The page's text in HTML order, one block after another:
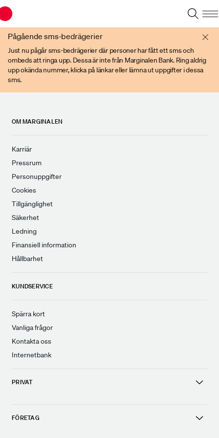
Pågående sms-bedrägerier
Just nu pågår sms-bedrägerier där personer har fått ett sms och
ombeds att ringa upp. Dessa är inte från Marginalen Bank. Ring aldrig
upp okända nummer, klicka på länkar eller lämna ut uppgifter i dessa
sms.
OM MARGINALEN
Karriär
Pressrum
Personuppgifter
Cookies
Tillgänglighet
Säkerhet
Ledning
Finansiell information
Hållbarhet
KUNDSERVICE
Spärra kort
Vanliga frågor
Kontakta oss
Internetbank
PRIVAT
FÖRETAG
Du har en gammal webbläsare. Vänligen använd senare versioner av t ex